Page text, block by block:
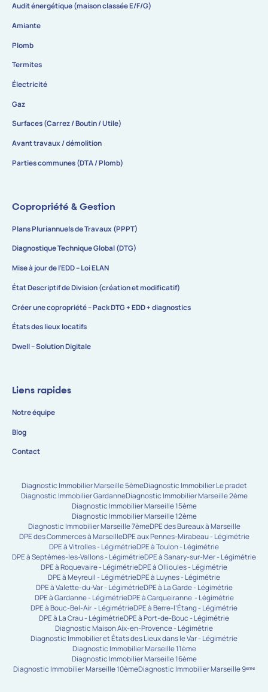
Audit énergétique (maison classée E/F/G)
Amiante
Plomb
Termites
Électricité
Gaz
Surfaces (Carrez / Boutin / Utile)
Avant travaux / démolition
Parties communes (DTA / Plomb)
Copropriété & Gestion
Plans Pluriannuels de Travaux (PPPT)
Diagnostique Technique Global (DTG)
Mise à jour de l’EDD – Loi ELAN
État Descriptif de Division (création et modificatif)
Créer une copropriété – Pack DTG + EDD + diagnostics
États des lieux locatifs
Dwell – Solution Digitale
Liens rapides
Notre équipe
Blog
Contact
Diagnostic Immobilier Marseille 5èmeDiagnostic Immobilier Le pradet
Diagnostic Immobilier GardanneDiagnostic Immobilier Marseille 2ème
Diagnostic Immobilier Marseille 15ème
Diagnostic Immobilier Marseille 12ème
Diagnostic Immobilier Marseille 7èmeDPE des Bureaux à Marseille
DPE des Commerces à MarseilleDPE aux Pennes-Mirabeau - Légimétrie
DPE à Vitrolles - LégimétrieDPE à Toulon - Légimétrie
DPE à Septèmes-les-Vallons - LégimétrieDPE à Sanary-sur-Mer - Légimétrie
DPE à Roquevaire - LégimétrieDPE à Ollioules - Légimétrie
DPE à Meyreuil - LégimétrieDPE à Luynes - Légimétrie
DPE à Valette-du-Var - LégimétrieDPE à La Garde - Légimétrie
DPE à Gardanne - LégimétrieDPE à Carqueiranne - Légimétrie
DPE à Bouc-Bel-Air - LégimétrieDPE à Berre-l’Étang - Légimétrie
DPE à La Crau - LégimétrieDPE à Port-de-Bouc - Légimétrie
Diagnostic Maison Aix-en-Provence - Légimétrie
Diagnostic Immobilier et États des Lieux dans le Var - Légimétrie
Diagnostic Immobilier Marseille 11ème
Diagnostic Immobilier Marseille 16ème
Diagnostic Immobilier Marseille 10èmeDiagnostic Immobilier Marseille 9ᵉᵐᵉ